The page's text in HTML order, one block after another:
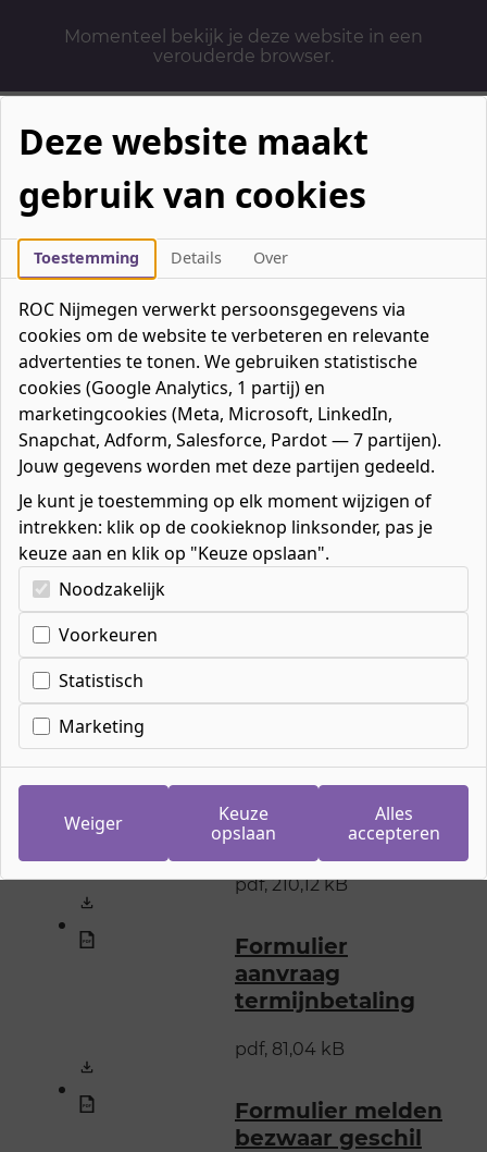
Momenteel bekijk je deze website in een
verouderde browser.
Mbo-opleidingen
Werken & Leren
Mavo / havo / vwo
Contact
Over ons
Bedrijven
Favorieten0favorieten
Mijn ROC
Zoeken
Home»Organisatie
Facturering
Formulier
restitutie wettelijk
cursusgeld
pdf, 210,12 kB
Formulier
aanvraag
termijnbetaling
pdf, 81,04 kB
Formulier melden
bezwaar geschil
Deze website maakt
gebruik van cookies
Toestemming Details Over
ROC Nijmegen verwerkt persoonsgegevens via
cookies om de website te verbeteren en relevante
advertenties te tonen. We gebruiken statistische
cookies (Google Analytics, 1 partij) en
marketingcookies (Meta, Microsoft, LinkedIn,
Snapchat, Adform, Salesforce, Pardot — 7 partijen).
Jouw gegevens worden met deze partijen gedeeld.
Je kunt je toestemming op elk moment wijzigen of
intrekken: klik op de cookieknop linksonder, pas je
keuze aan en klik op "Keuze opslaan".
Kies uw cookie-voorkeuren
Noodzakelijk
Voorkeuren
Statistisch
Marketing
Weiger
Keuze
opslaan
Alles
accepteren